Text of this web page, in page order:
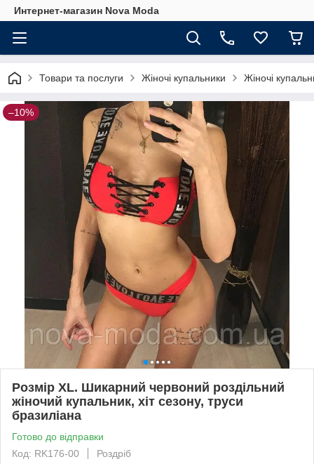
Интернет-магазин Nova Moda
Товари та послуги Жіночі купальники Жіночі
–10%
Розмір XL. Шикарний червоний роздільний
жіночий купальник, хіт сезону, труси
бразиліана
Готово до відправки
Код: RK176-00
Роздріб